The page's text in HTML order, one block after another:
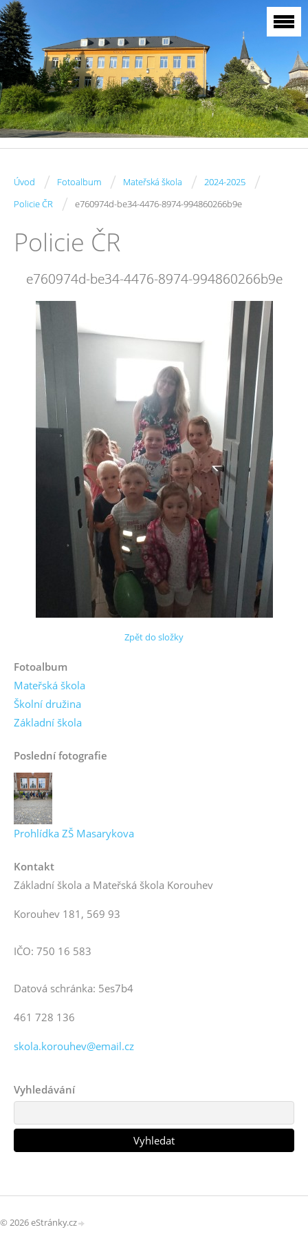
Úvod / Fotoalbum / Mateřská škola / 2024-2025 /
Policie ČR / e760974d-be34-4476-8974-994860266b9e
Policie ČR
e760974d-be34-4476-8974-994860266b9e
Zpět do složky
Fotoalbum
Mateřská škola
Školní družina
Základní škola
Poslední fotografie
Prohlídka ZŠ Masarykova
Kontakt
Základní škola a Mateřská škola Korouhev
Korouhev 181, 569 93
IČO: 750 16 583
Datová schránka: 5es7b4
461 728 136
skola.korouhev@email.cz
Vyhledávání
© 2026 eStránky.cz